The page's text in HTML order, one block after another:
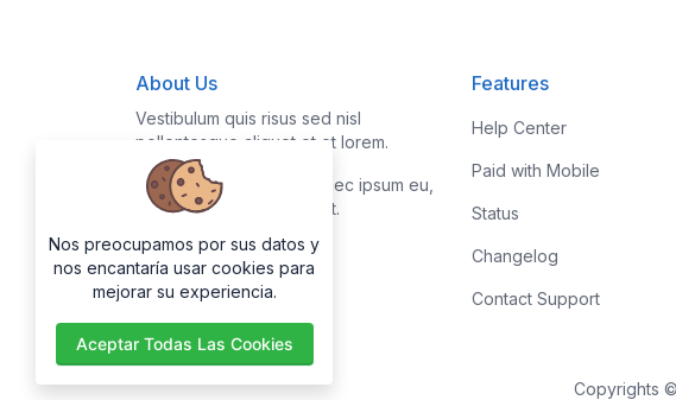
About Us
Vestibulum quis risus sed nisl
pellentesque aliquet et et lorem.
Fusce nibh nisl, gravida nec ipsum eu,
feugiat condimentum velit.
Features
Help Center
Paid with Mobile
Status
Changelog
Contact Support
Copyrights
Nos preocupamos por sus datos y
nos encantaría usar cookies para
mejorar su experiencia.
Aceptar Todas Las Cookies